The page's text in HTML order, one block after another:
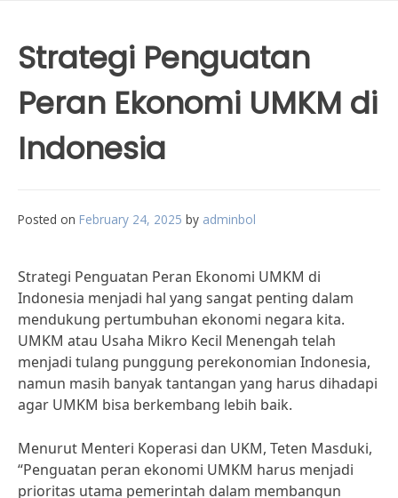
Strategi Penguatan
Peran Ekonomi UMKM di
Indonesia
Posted on February 24, 2025 by adminbol
Strategi Penguatan Peran Ekonomi UMKM di
Indonesia menjadi hal yang sangat penting dalam
mendukung pertumbuhan ekonomi negara kita.
UMKM atau Usaha Mikro Kecil Menengah telah
menjadi tulang punggung perekonomian Indonesia,
namun masih banyak tantangan yang harus dihadapi
agar UMKM bisa berkembang lebih baik.
Menurut Menteri Koperasi dan UKM, Teten Masduki,
“Penguatan peran ekonomi UMKM harus menjadi
prioritas utama pemerintah dalam membangun